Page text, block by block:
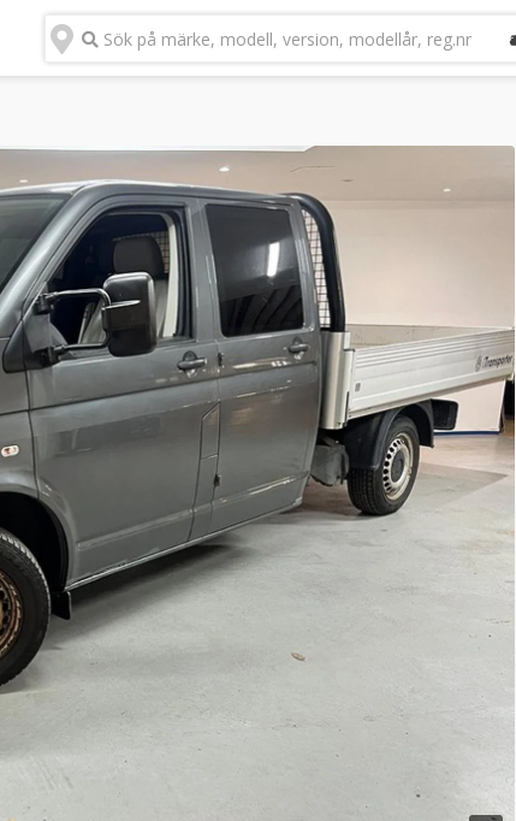
Sök på märke, modell, version, modellår, reg.nr